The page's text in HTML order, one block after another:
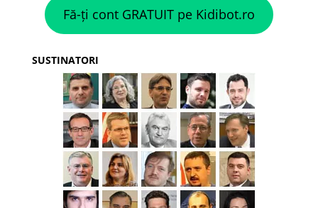
Fă-ți cont GRATUIT pe Kidibot.ro
SUSTINATORI